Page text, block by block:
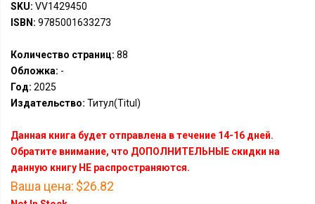
SKU: VV1429450
ISBN: 9785001633273
Количество страниц: 88
Обложка: -
Год: 2025
Издательство: Титул(Titul)
Данная книга будет отправлена в течение 14-16 дней.
Обратите внимание, что ДОПОЛНИТЕЛЬНЫЕ скидки на
данную книгу НЕ распространяются.
Ваша цена: $26.82